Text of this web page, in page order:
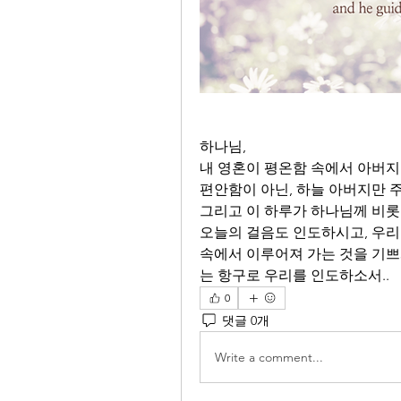
하나님,
내 영혼이 평온함 속에서 아버
편안함이 아닌, 하늘 아버지만
그리고 이 하루가 하나님께 비
오늘의 걸음도 인도하시고, 우
속에서 이루어져 가는 것을 기
는 항구로 우리를 인도하소서..
0
댓글 0개
Write a comment...